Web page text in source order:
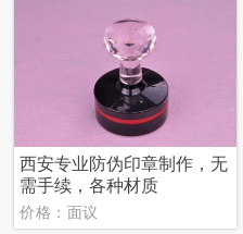
西安专业防伪印章制作，无
需手续，各种材质
价格：面议